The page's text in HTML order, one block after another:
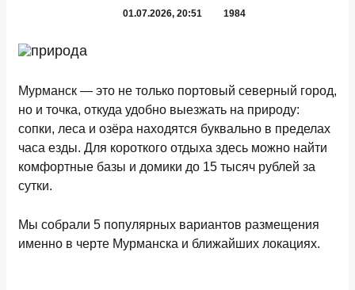
01.07.2026, 20:51 1984
Мурманск — это не только портовый северный город,
но и точка, откуда удобно выезжать на природу:
сопки, леса и озёра находятся буквально в пределах
часа езды. Для короткого отдыха здесь можно найти
комфортные базы и домики до 15 тысяч рублей за
сутки.
Мы собрали 5 популярных вариантов размещения
именно в черте Мурманска и ближайших локациях.